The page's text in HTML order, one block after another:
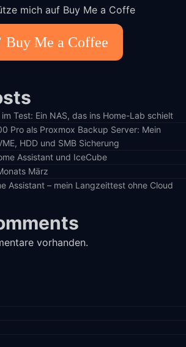
mich auf Buy Me a Coffe
Buy Me a Coffee
im Test: Ein NAS, das ins Home-Lab schielt
Pro als Proxmox Backup Server: Mein
HDD und SMB Sicherung
Assistant und IceCube
März
Assistant – mein Langzeittest ohne Cloud
vorhanden.